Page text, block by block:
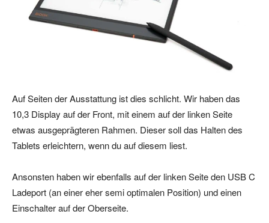
Auf Seiten der Ausstattung ist dies schlicht. Wir haben das
10,3 Display auf der Front, mit einem auf der linken Seite
etwas ausgeprägteren Rahmen. Dieser soll das Halten des
Tablets erleichtern, wenn du auf diesem liest.
Ansonsten haben wir ebenfalls auf der linken Seite den USB C
Ladeport (an einer eher semi optimalen Position) und einen
Einschalter auf der Oberseite.